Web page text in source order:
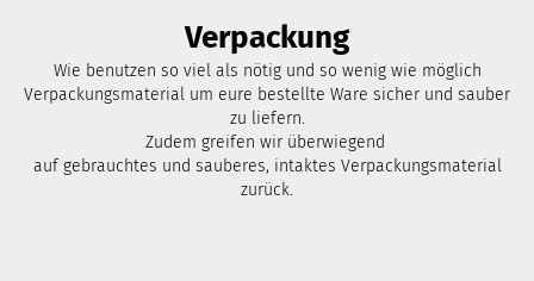
Verpackung
Wie benutzen so viel als nötig und so wenig wie möglich
Verpackungsmaterial um eure bestellte Ware sicher und sauber
zu liefern.
Zudem greifen wir überwiegend
auf gebrauchtes und sauberes, intaktes Verpackungsmaterial
zurück.